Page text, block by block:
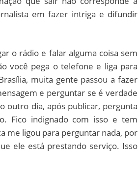
em fazer intriga e difundir
o rádio e falar alguma coisa sem
você pega o telefone e liga para
muita gente passou a fazer
e perguntar se é verdade
outro dia, após publicar, pergunta
Fico indignado com isso e tem
me ligou para perguntar nada, por
ele está prestando serviço. Isso